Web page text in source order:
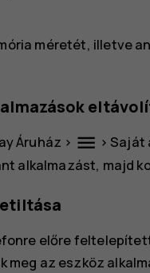
méretét, illetve
Áruház > menu > Saját
alkalmazást, majd
előre
meg az eszköz